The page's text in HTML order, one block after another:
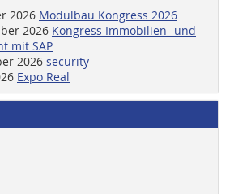
2026 Modulbau Kongress 2026
2026 Kongress Immobilien- und
mit SAP
2026 security
Expo Real